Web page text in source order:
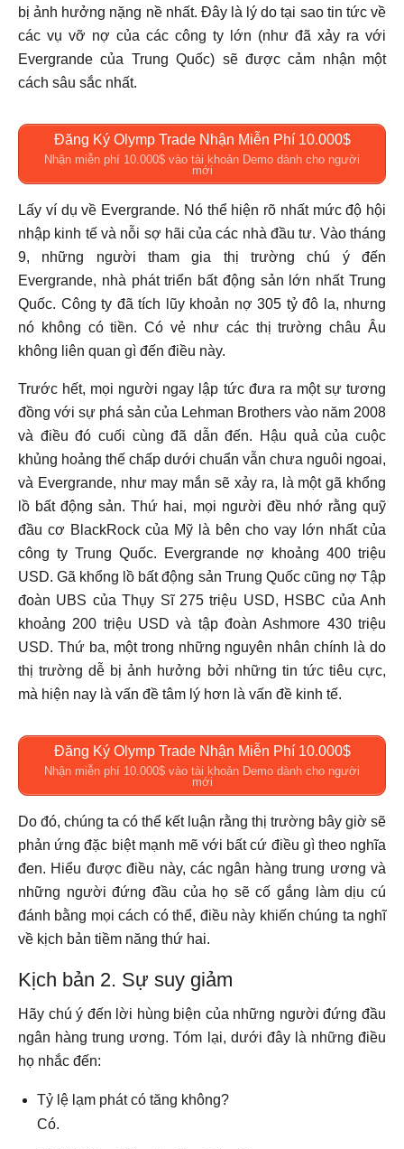
bị ảnh hưởng nặng nề nhất. Đây là lý do tại sao tin tức về
các vụ vỡ nợ của các công ty lớn (như đã xảy ra với
Evergrande của Trung Quốc) sẽ được cảm nhận một
cách sâu sắc nhất.
Đăng Ký Olymp Trade Nhận Miễn Phí 10.000$
Nhận miễn phí 10.000$ vào tài khoản Demo dành cho người
mới
Lấy ví dụ về Evergrande. Nó thể hiện rõ nhất mức độ hội
nhập kinh tế và nỗi sợ hãi của các nhà đầu tư. Vào tháng
9, những người tham gia thị trường chú ý đến
Evergrande, nhà phát triển bất động sản lớn nhất Trung
Quốc. Công ty đã tích lũy khoản nợ 305 tỷ đô la, nhưng
nó không có tiền. Có vẻ như các thị trường châu Âu
không liên quan gì đến điều này.
Trước hết, mọi người ngay lập tức đưa ra một sự tương
đồng với sự phá sản của Lehman Brothers vào năm 2008
và điều đó cuối cùng đã dẫn đến. Hậu quả của cuộc
khủng hoảng thế chấp dưới chuẩn vẫn chưa nguôi ngoai,
và Evergrande, như may mắn sẽ xảy ra, là một gã khổng
lồ bất động sản. Thứ hai, mọi người đều nhớ rằng quỹ
đầu cơ BlackRock của Mỹ là bên cho vay lớn nhất của
công ty Trung Quốc. Evergrande nợ khoảng 400 triệu
USD. Gã khổng lồ bất động sản Trung Quốc cũng nợ Tập
đoàn UBS của Thụy Sĩ 275 triệu USD, HSBC của Anh
khoảng 200 triệu USD và tập đoàn Ashmore 430 triệu
USD. Thứ ba, một trong những nguyên nhân chính là do
thị trường dễ bị ảnh hưởng bởi những tin tức tiêu cực,
mà hiện nay là vấn đề tâm lý hơn là vấn đề kinh tế.
Đăng Ký Olymp Trade Nhận Miễn Phí 10.000$
Nhận miễn phí 10.000$ vào tài khoản Demo dành cho người
mới
Do đó, chúng ta có thể kết luận rằng thị trường bây giờ sẽ
phản ứng đặc biệt mạnh mẽ với bất cứ điều gì theo nghĩa
đen. Hiểu được điều này, các ngân hàng trung ương và
những người đứng đầu của họ sẽ cố gắng làm dịu cú
đánh bằng mọi cách có thể, điều này khiến chúng ta nghĩ
về kịch bản tiềm năng thứ hai.
Kịch bản 2. Sự suy giảm
Hãy chú ý đến lời hùng biện của những người đứng đầu
ngân hàng trung ương. Tóm lại, dưới đây là những điều
họ nhắc đến:
Tỷ lệ lạm phát có tăng không?
Có.